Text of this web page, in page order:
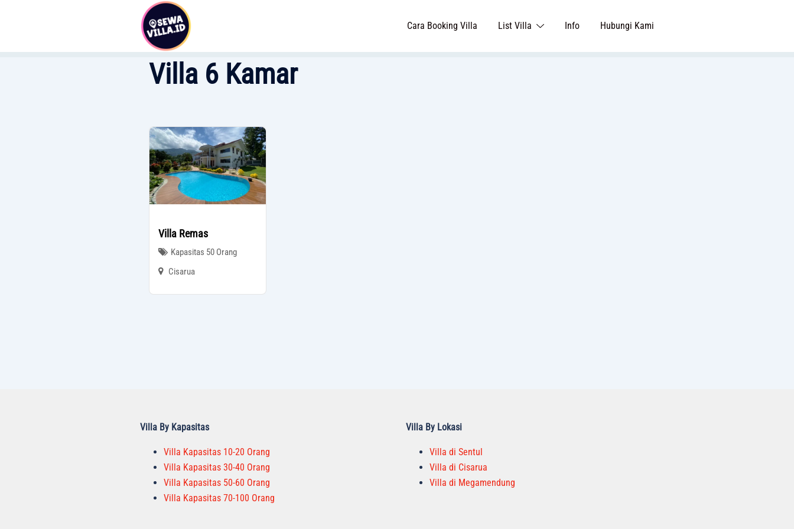
Cara Booking Villa List Villa Info Hubungi Kami
Villa 6 Kamar
Villa Remas
Kapasitas 50 Orang
Cisarua
Villa By Kapasitas
Villa Kapasitas 10-20 Orang
Villa Kapasitas 30-40 Orang
Villa Kapasitas 50-60 Orang
Villa Kapasitas 70-100 Orang
Villa By Lokasi
Villa di Sentul
Villa di Cisarua
Villa di Megamendung